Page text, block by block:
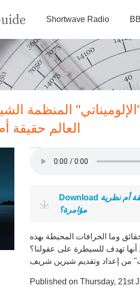
Shortwave Radio
المنظمة
العالم حقيقة
Download أم نظرية
مؤامرة؟
وما الخرافات ‏المحيطة بهذه
أنها تهدف للسيطرة على عقولنا؟
من إعداد وتقديم شيرين شريف
Published on Thursday, 21st